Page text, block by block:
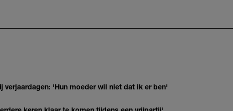
'Hun moeder wil niet dat ik er ben'